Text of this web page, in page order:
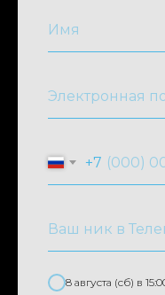
+7
8 августа (сб) в